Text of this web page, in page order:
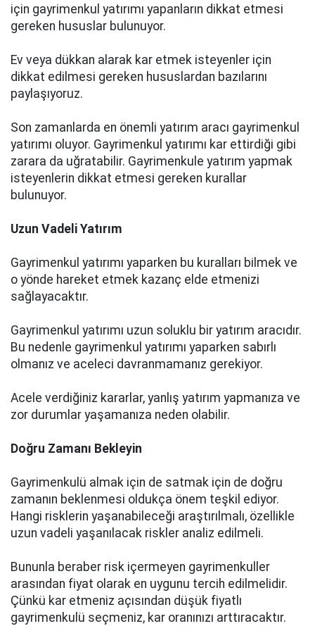
için gayrimenkul yatırımı yapanların dikkat etmesi
gereken hususlar bulunuyor.
Ev veya dükkan alarak kar etmek isteyenler için
dikkat edilmesi gereken hususlardan bazılarını
paylaşıyoruz.
Son zamanlarda en önemli yatırım aracı gayrimenkul
yatırımı oluyor. Gayrimenkul yatırımı kar ettirdiği gibi
zarara da uğratabilir. Gayrimenkule yatırım yapmak
isteyenlerin dikkat etmesi gereken kurallar
bulunuyor.
Uzun Vadeli Yatırım
Gayrimenkul yatırımı yaparken bu kuralları bilmek ve
o yönde hareket etmek kazanç elde etmenizi
sağlayacaktır.
Gayrimenkul yatırımı uzun soluklu bir yatırım aracıdır.
Bu nedenle gayrimenkul yatırımı yaparken sabırlı
olmanız ve aceleci davranmamanız gerekiyor.
Acele verdiğiniz kararlar, yanlış yatırım yapmanıza ve
zor durumlar yaşamanıza neden olabilir.
Doğru Zamanı Bekleyin
Gayrimenkulü almak için de satmak için de doğru
zamanın beklenmesi oldukça önem teşkil ediyor.
Hangi risklerin yaşanabileceği araştırılmalı, özellikle
uzun vadeli yaşanılacak riskler analiz edilmeli.
Bununla beraber risk içermeyen gayrimenkuller
arasından fiyat olarak en uygunu tercih edilmelidir.
Çünkü kar etmeniz açısından düşük fiyatlı
gayrimenkulü seçmeniz, kar oranınızı arttıracaktır.